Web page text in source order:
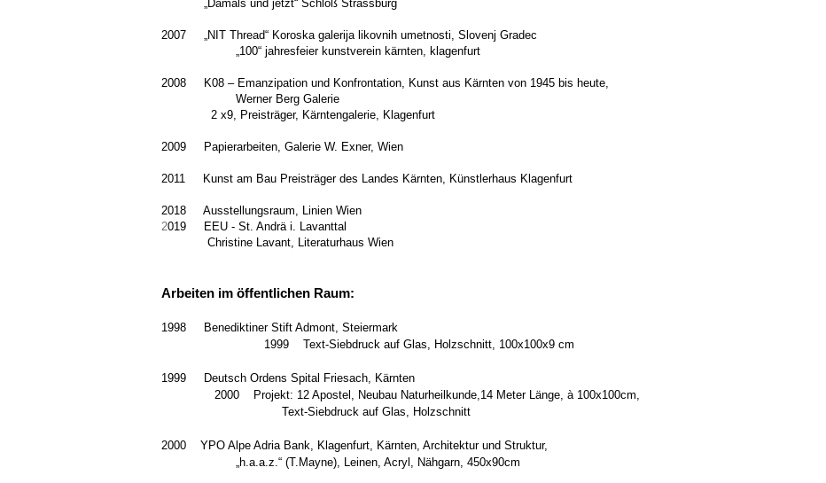
„Damals und jetzt“ Schloß Strassburg
2007 „NIT Thread“ Koroska galerija likovnih umetnosti, Slovenj
„100“ jahresfeier kunstverein kärnten, klagenfurt
2008 K08 – Emanzipation und Konfrontation, Kunst aus Kärnten von 1945 bis
Werner Berg Galerie
2 x9, Preisträger, Kärntengalerie, Klagenfurt
2009 Papierarbeiten, Galerie W. Exner, Wien
2011 Kunst am Bau Preisträger des Landes Kärnten, Künstlerhaus Klagenfurt
2018 Ausstellungsraum, Linien Wien
2019 EEU - St. Andrä i. Lavanttal
Christine Lavant, Literaturhaus Wien
Arbeiten im öffentlichen Raum:
1998 Benediktiner Stift Admont,
1999 Text-Siebdruck auf Glas, Holzschnitt, 100x100x9 cm
1999 Deutsch Ordens Spital Friesach,
2000 Projekt: 12 Apostel, Neubau Naturheilkunde,14 Meter Länge, à
Text-Siebdruck auf Glas, Holzschnitt
2000 YPO Alpe Adria Bank, Klagenfurt, Kärnten, Architektur und
„h.a.a.z.“ (T.Mayne), Leinen, Acryl, Nähgarn, 450x90cm